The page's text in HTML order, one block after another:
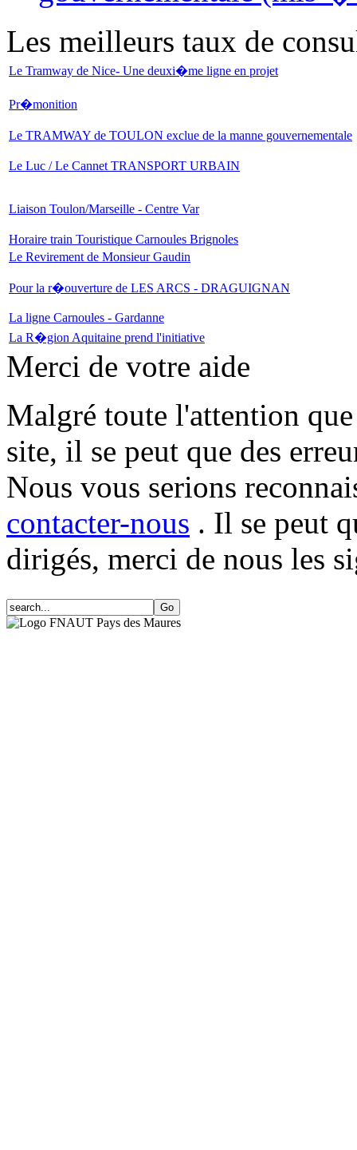
Les meilleurs taux de
Le Tramway de Nice- Une deuxi�me ligne en projet
Pr�monition
Le TRAMWAY de TOULON exclue de la manne gouvernementale
Le Luc / Le Cannet TRANSPORT URBAIN
Liaison Toulon/Marseille - Centre Var
Horaire train Touristique Carnoules Brignoles
Le Revirement de Monsieur Gaudin
Pour la r�ouverture de LES ARCS - DRAGUIGNAN
La ligne Carnoules - Gardanne
La R�gion Aquitaine prend l'initiative
Merci de votre aide
Malgré toute l'attention
site, il se peut que des
Nous vous serions
contacter-nous . Il se peut
dirigés, merci de nous les
FNAUT Pays des Maures